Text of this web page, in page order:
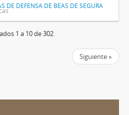
DE DEFENSA DE BEAS DE SEGURA
1 a 10 de 302
Siguiente »